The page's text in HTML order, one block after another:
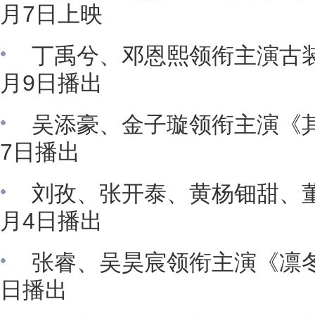
月7日上映
丁禹兮、邓恩熙领衔主演古
月9日播出
吴添豪、金子璇领衔主演《
7日播出
刘孜、张开泰、黄杨钿甜、
月4日播出
张睿、吴昊宸领衔主演《凛
日播出